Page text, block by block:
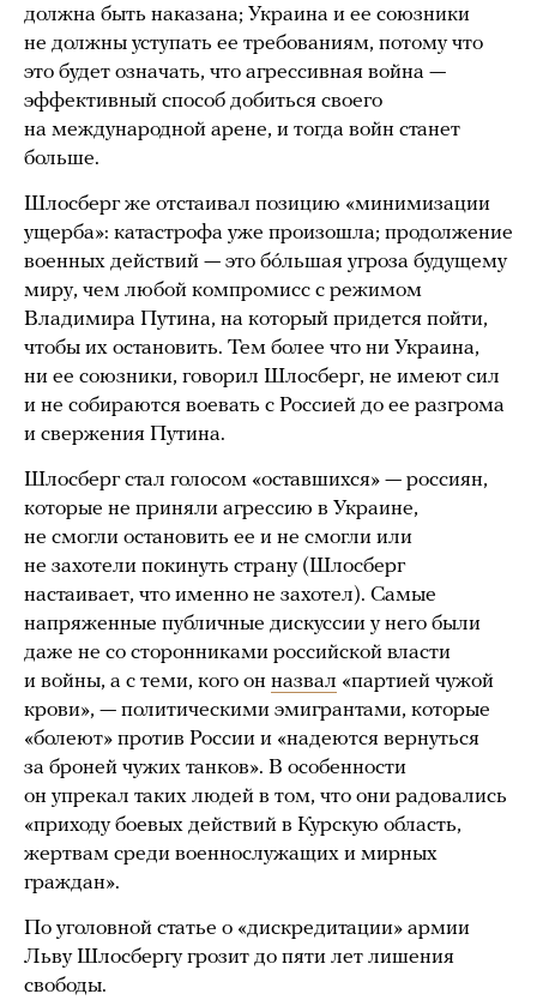
должна быть наказана; Украина и ее союзники
не должны уступать ее требованиям, потому что
это будет означать, что агрессивная война —
эффективный способ добиться своего
на международной арене, и тогда войн станет
больше.
Шлосберг же отстаивал позицию «минимизации
ущерба»: катастрофа уже произошла; продолжение
военных действий — это бóльшая угроза будущему
миру, чем любой компромисс с режимом
Владимира Путина, на который придется пойти,
чтобы их остановить. Тем более что ни Украина,
ни ее союзники, говорил Шлосберг, не имеют сил
и не собираются воевать с Россией до ее разгрома
и свержения Путина.
Шлосберг стал голосом «оставшихся» — россиян,
которые не приняли агрессию в Украине,
не смогли остановить ее и не смогли или
не захотели покинуть страну (Шлосберг
настаивает, что именно не захотел). Самые
напряженные публичные дискуссии у него были
даже не со сторонниками российской власти
и войны, а с теми, кого он назвал «партией чужой
крови», — политическими эмигрантами, которые
«болеют» против России и «надеются вернуться
за броней чужих танков». В особенности
он упрекал таких людей в том, что они радовались
«приходу боевых действий в Курскую область,
жертвам среди военнослужащих и мирных
граждан».
По уголовной статье о «дискредитации» армии
Льву Шлосбергу грозит до пяти лет лишения
свободы.